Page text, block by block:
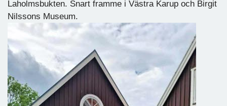
Laholmsbukten. Snart framme i Västra Karup och Birgit
Nilssons Museum.